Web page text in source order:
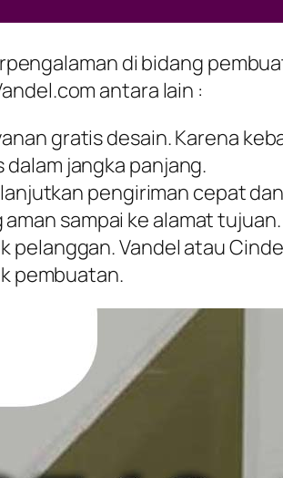
di bidang
antara lain :
gratis desain. Karena
jangka panjang.
pengiriman cepat
sampai ke alamat tujuan.
pelanggan. Vandel atau
pembuatan.